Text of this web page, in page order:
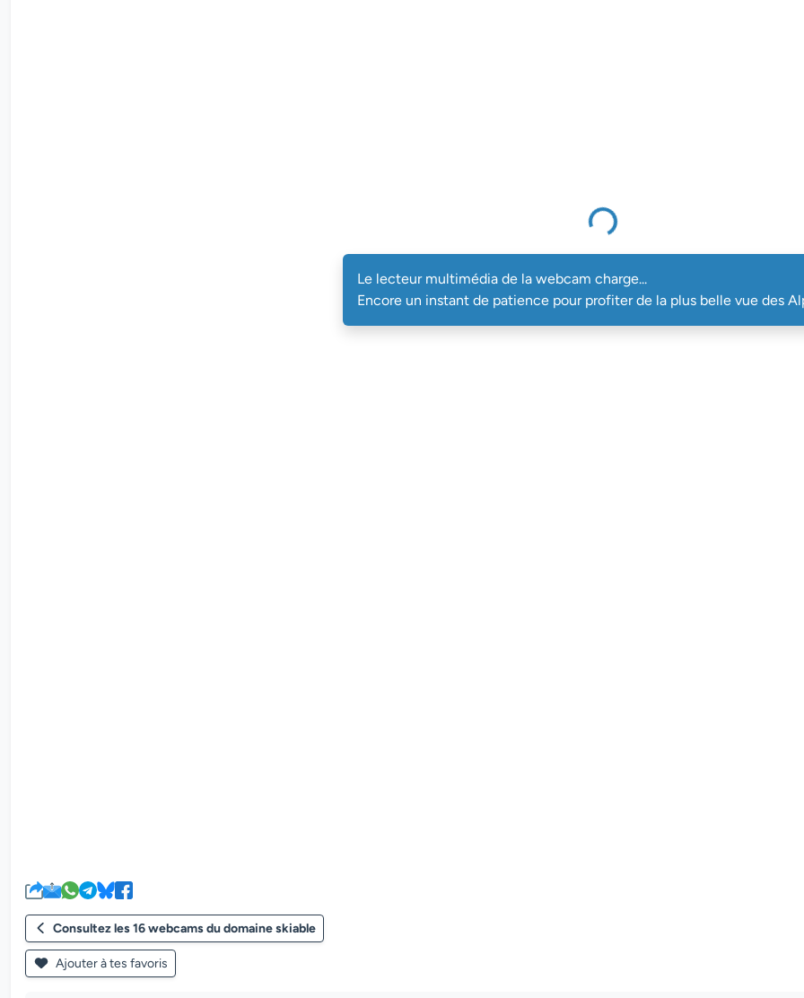
Le lecteur multimédia de la webcam charge...
Le lecteur multimédia de la webcam charge...
Encore un instant de patience pour profiter de la plus belle vue des
Consultez les 16 webcams du domaine skiable
Ajouter à tes favoris